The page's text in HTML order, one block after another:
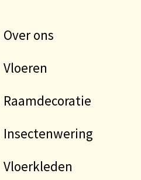
Over ons
Vloeren
Raamdecoratie
Insectenwering
Vloerkleden